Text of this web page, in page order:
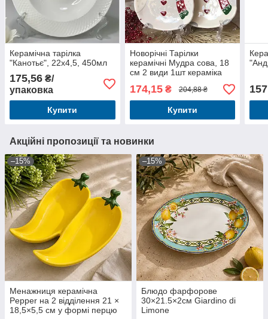
Керамічна тарілка
"Канотьє", 22x4,5, 450мл
175,56 ₴/
упаковка
Купити
Новорічні Тарілки
керамічні Мудра сова, 18
см 2 види 1шт кераміка
174,15₴ 204,88 ₴
Купити
Акційні пропозиції та новинки
–15%
Менажниця керамічна
Pepper на 2 відділення 21 ×
18,5×5,5 см у формі перцю
–15%
Блюдо фарфорове
30×21.5×2см Giardino di
Limone